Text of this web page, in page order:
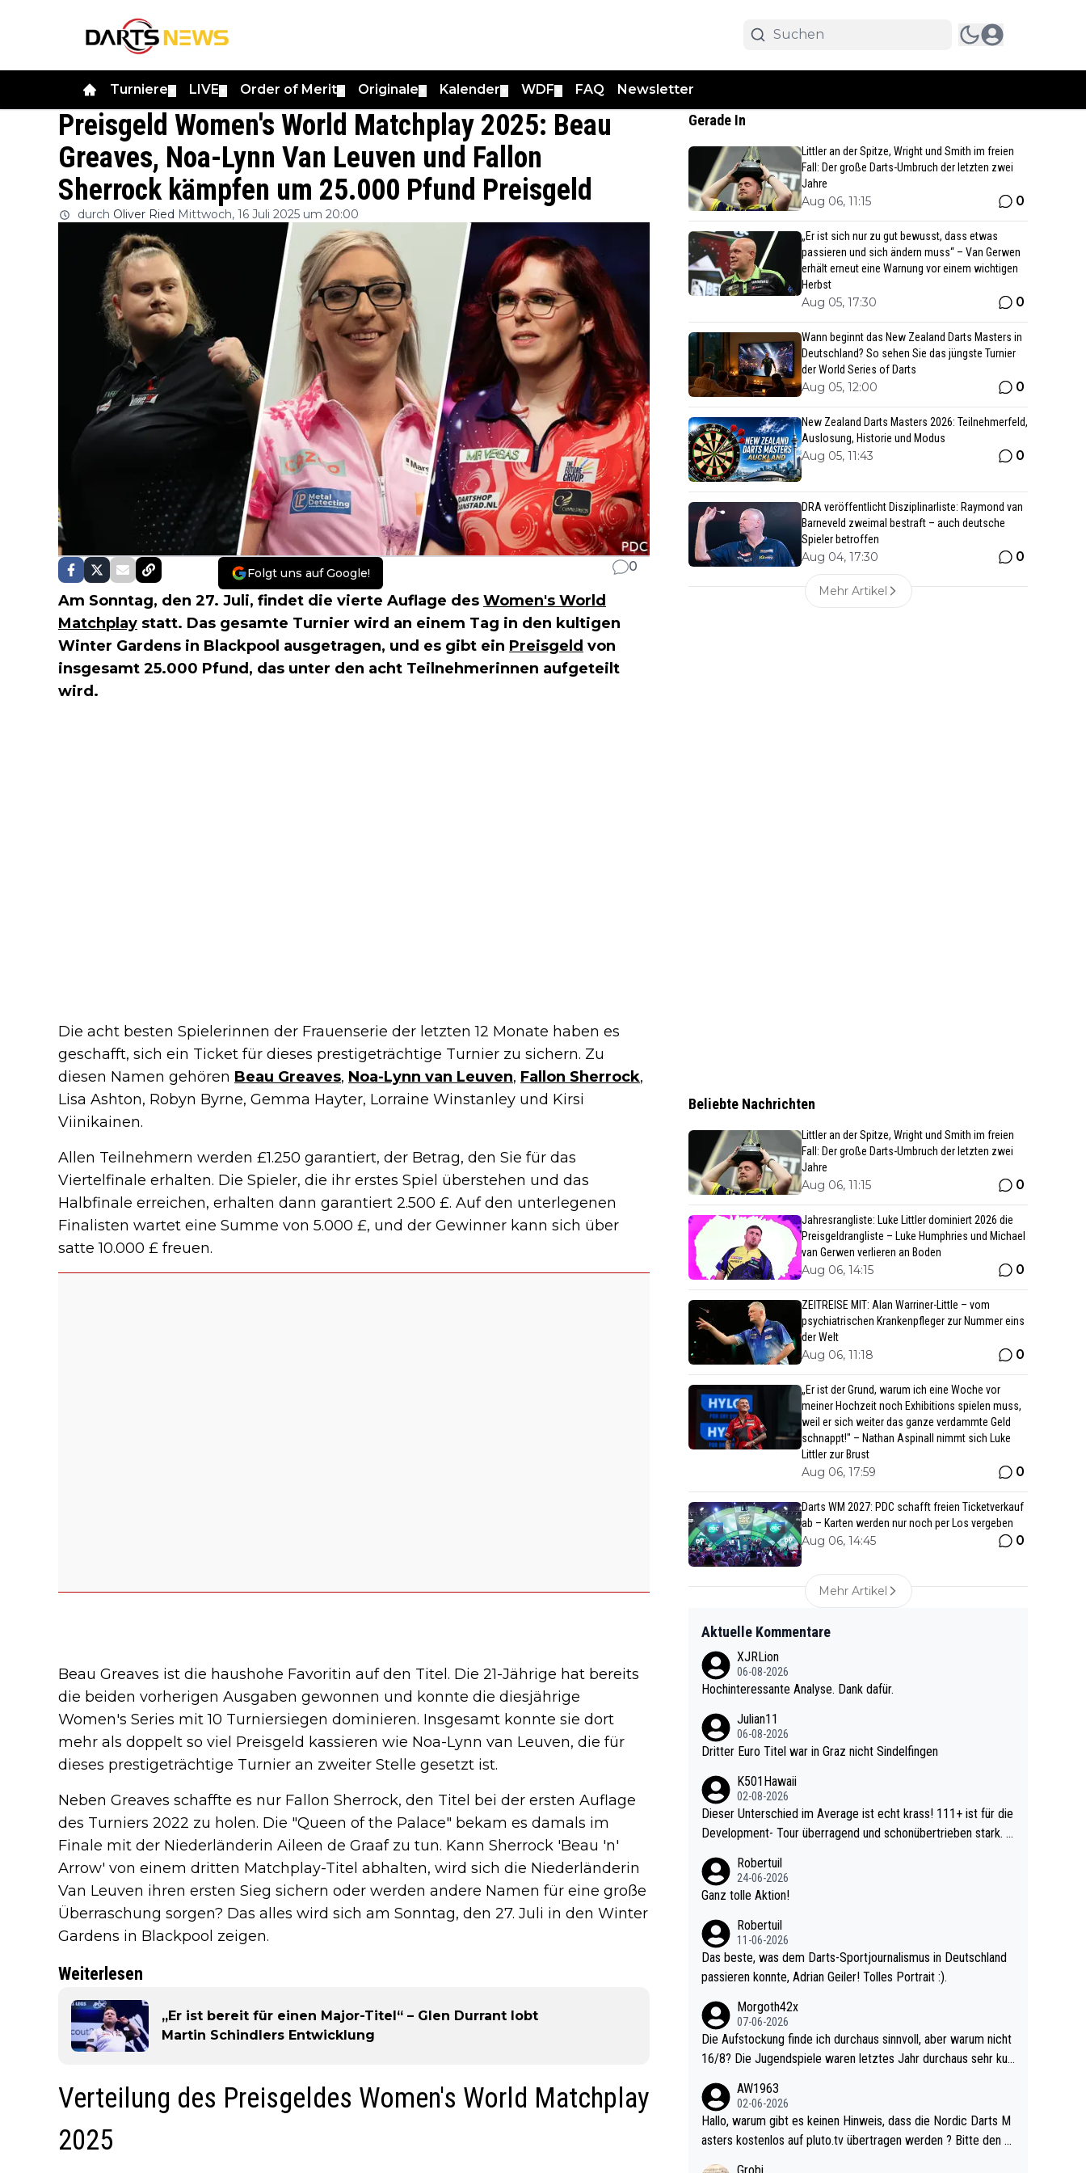
Turniere LIVE Order of Merit Originale Kalender WDF FAQ Newsletter
Preisgeld Women's World Matchplay 2025: Beau
Greaves, Noa-Lynn Van Leuven und Fallon
Sherrock kämpfen um 25.000 Pfund Preisgeld
durch Oliver Ried Mittwoch, 16 Juli 2025 um 20:00
Folgt uns auf Google! 0
Am Sonntag, den 27. Juli, findet die vierte Auflage des Women's World
Matchplay statt. Das gesamte Turnier wird an einem Tag in den kultigen
Winter Gardens in Blackpool ausgetragen, und es gibt ein Preisgeld von
insgesamt 25.000 Pfund, das unter den acht Teilnehmerinnen aufgeteilt
wird.
Die acht besten Spielerinnen der Frauenserie der letzten 12 Monate haben es
geschafft, sich ein Ticket für dieses prestigeträchtige Turnier zu sichern. Zu
diesen Namen gehören Beau Greaves, Noa-Lynn van Leuven, Fallon Sherrock,
Lisa Ashton, Robyn Byrne, Gemma Hayter, Lorraine Winstanley und Kirsi
Viinikainen.
Allen Teilnehmern werden £1.250 garantiert, der Betrag, den Sie für das
Viertelfinale erhalten. Die Spieler, die ihr erstes Spiel überstehen und das
Halbfinale erreichen, erhalten dann garantiert 2.500 £. Auf den unterlegenen
Finalisten wartet eine Summe von 5.000 £, und der Gewinner kann sich über
satte 10.000 £ freuen.
Beau Greaves ist die haushohe Favoritin auf den Titel. Die 21-Jährige hat bereits
die beiden vorherigen Ausgaben gewonnen und konnte die diesjährige
Women's Series mit 10 Turniersiegen dominieren. Insgesamt konnte sie dort
mehr als doppelt so viel Preisgeld kassieren wie Noa-Lynn van Leuven, die für
dieses prestigeträchtige Turnier an zweiter Stelle gesetzt ist.
Neben Greaves schaffte es nur Fallon Sherrock, den Titel bei der ersten Auflage
des Turniers 2022 zu holen. Die "Queen of the Palace" bekam es damals im
Finale mit der Niederländerin Aileen de Graaf zu tun. Kann Sherrock 'Beau 'n'
Arrow' von einem dritten Matchplay-Titel abhalten, wird sich die Niederländerin
Van Leuven ihren ersten Sieg sichern oder werden andere Namen für eine große
Überraschung sorgen? Das alles wird sich am Sonntag, den 27. Juli in den Winter
Gardens in Blackpool zeigen.
Weiterlesen
„Er ist bereit für einen Major-Titel“ – Glen Durrant lobt
Martin Schindlers Entwicklung
Verteilung des Preisgeldes Women's World Matchplay
2025
Gerade In
Littler an der Spitze, Wright und Smith im freien
Fall: Der große Darts-Umbruch der letzten zwei
Jahre
Aug 06, 11:15 0
„Er ist sich nur zu gut bewusst, dass etwas
passieren und sich ändern muss“ – Van Gerwen
erhält erneut eine Warnung vor einem wichtigen
Herbst
Aug 05, 17:30 0
Wann beginnt das New Zealand Darts Masters in
Deutschland? So sehen Sie das jüngste Turnier
der World Series of Darts
Aug 05, 12:00 0
New Zealand Darts Masters 2026: Teilnehmerfeld,
Auslosung, Historie und Modus
Aug 05, 11:43 0
DRA veröffentlicht Disziplinarliste: Raymond van
Barneveld zweimal bestraft – auch deutsche
Spieler betroffen
Aug 04, 17:30 0
Mehr Artikel
Beliebte Nachrichten
Littler an der Spitze, Wright und Smith im freien
Fall: Der große Darts-Umbruch der letzten zwei
Jahre
Aug 06, 11:15 0
Jahresrangliste: Luke Littler dominiert 2026 die
Preisgeldrangliste – Luke Humphries und Michael
van Gerwen verlieren an Boden
Aug 06, 14:15 0
ZEITREISE MIT: Alan Warriner-Little – vom
psychiatrischen Krankenpfleger zur Nummer eins
der Welt
Aug 06, 11:18 0
„Er ist der Grund, warum ich eine Woche vor
meiner Hochzeit noch Exhibitions spielen muss,
weil er sich weiter das ganze verdammte Geld
schnappt!" – Nathan Aspinall nimmt sich Luke
Littler zur Brust
Aug 06, 17:59 0
Darts WM 2027: PDC schafft freien Ticketverkauf
ab – Karten werden nur noch per Los vergeben
Aug 06, 14:45 0
Mehr Artikel
Aktuelle Kommentare
XJRLion
06-08-2026
Hochinteressante Analyse. Dank dafür.
Julian11
06-08-2026
Dritter Euro Titel war in Graz nicht Sindelfingen
K501Hawaii
02-08-2026
Dieser Unterschied im Average ist echt krass! 111+ ist für die
Development- Tour überragend und schonübertrieben stark. U
e mal 40+ erst recht. Da gewinnst keinen Blumentopf - ist ja n
och krasser wie ein Pokalspiel eines Kreisligisten vs einem Bu
Robertuil
24-06-2026
Ganz tolle Aktion!
Robertuil
11-06-2026
Das beste, was dem Darts-Sportjournalismus in Deutschland
passieren konnte, Adrian Geiler! Tolles Portrait :).
Morgoth42x
07-06-2026
Die Aufstockung finde ich durchaus sinnvoll, aber warum nicht
16/8? Die Jugendspiele waren letztes Jahr durchaus sehr kur
l. Allerdings ist Mitchell Lawrie als Nummer 1 der Welt eh quali
fiziert. Somit ändert die automatische Qualifikation des Weltm
eisters erstmal nichts. Ich denke sie wollen damit für nächste
AW1963
02-06-2026
Hallo, warum gibt es keinen Hinweis, dass die Nordic Darts M
asters kostenlos auf pluto.tv übertragen werden ? Bitte den A